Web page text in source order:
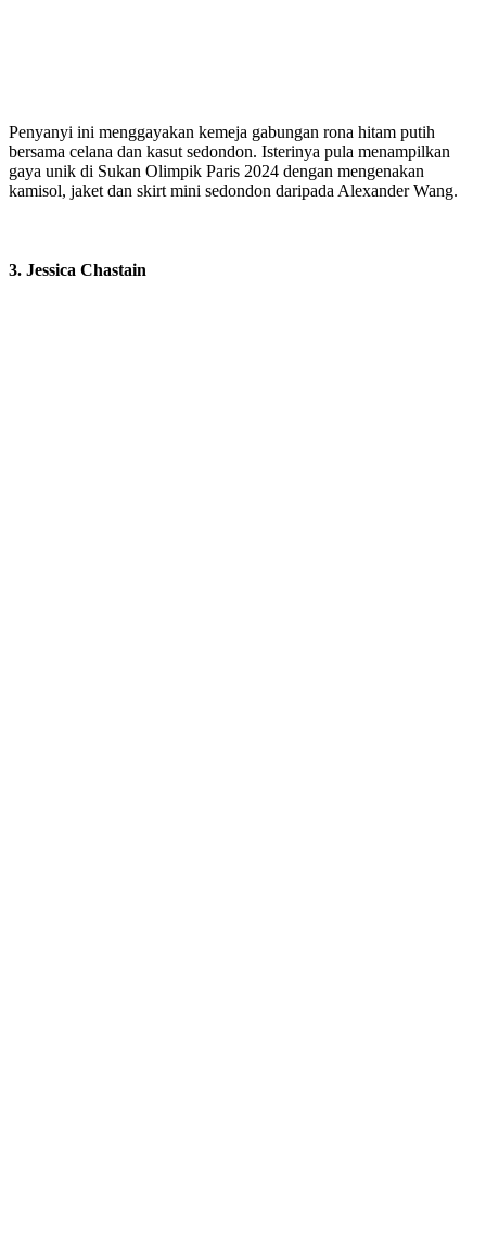
Penyanyi ini menggayakan kemeja gabungan rona hitam putih
bersama celana dan kasut sedondon. Isterinya pula menampilkan
gaya unik di Sukan Olimpik Paris 2024 dengan mengenakan
kamisol, jaket dan skirt mini sedondon daripada Alexander Wang.
3. Jessica Chastain